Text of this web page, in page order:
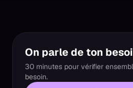
On parle de ton
30 minutes pour vérifier
besoin.